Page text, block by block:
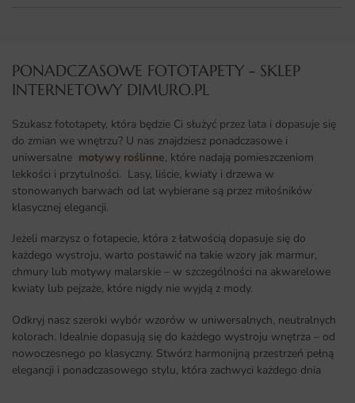
PONADCZASOWE FOTOTAPETY - SKLEP
INTERNETOWY DIMURO.PL​
Szukasz fototapety, która będzie Ci służyć przez lata i dopasuje się
do zmian we wnętrzu? U nas znajdziesz ponadczasowe i
uniwersalne motywy roślinne, które nadają pomieszczeniom
lekkości i przytulności. Lasy, liście, kwiaty i drzewa w
stonowanych barwach od lat wybierane są przez miłośników
klasycznej elegancji.
Jeżeli marzysz o fotapecie, która z łatwością dopasuje się do
każdego wystroju, warto postawić na takie wzory jak marmur,
chmury lub motywy malarskie – w szczególności na akwarelowe
kwiaty lub pejzaże, które nigdy nie wyjdą z mody.
Odkryj nasz szeroki wybór wzorów w uniwersalnych, neutralnych
kolorach. Idealnie dopasują się do każdego wystroju wnętrza – od
nowoczesnego po klasyczny. Stwórz harmonijną przestrzeń pełną
elegancji i ponadczasowego stylu, która zachwyci każdego dnia